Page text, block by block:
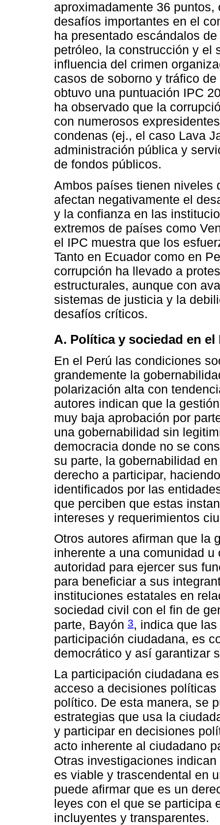
aproximadamente 36
desafíos importantes en el
ha presentado escándalos
petróleo, la construcción y el
influencia del crimen
casos de soborno y tráfico
obtuvo una puntuación IPC
ha observado que la
con numerosos
condenas (ej., el caso Lava
administración pública y
de fondos públicos.
Ambos países tienen niveles
afectan negativamente el
y la confianza en las
extremos de países como
el IPC muestra que los
Tanto en Ecuador como en
corrupción ha llevado a
estructurales, aunque con
sistemas de justicia y la
desafíos críticos.
A. Política y sociedad en el
En el Perú las condiciones
grandemente la
polarización alta con
autores indican que la
muy baja aprobación por
una gobernabilidad sin
democracia donde no se
su parte, la gobernabilidad
derecho a participar,
identificados por las
que perciben que estas
intereses y requerimientos
Otros autores afirman que la
inherente a una comunidad
autoridad para ejercer sus
para beneficiar a sus
instituciones estatales en
sociedad civil con el fin de
parte, Bayón 3, indica que
participación ciudadana, es
democrático y así garantizar
La participación ciudadana
acceso a decisiones
político. De esta manera, se
estrategias que usa la
y participar en decisiones
acto inherente al ciudadano
Otras investigaciones
es viable y trascendental en
puede afirmar que es un
leyes con el que se participa
incluyentes y transparentes.